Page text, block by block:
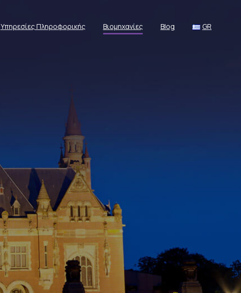
Υπηρεσίες Πληροφορικής Βιομηχανίες Blog GR